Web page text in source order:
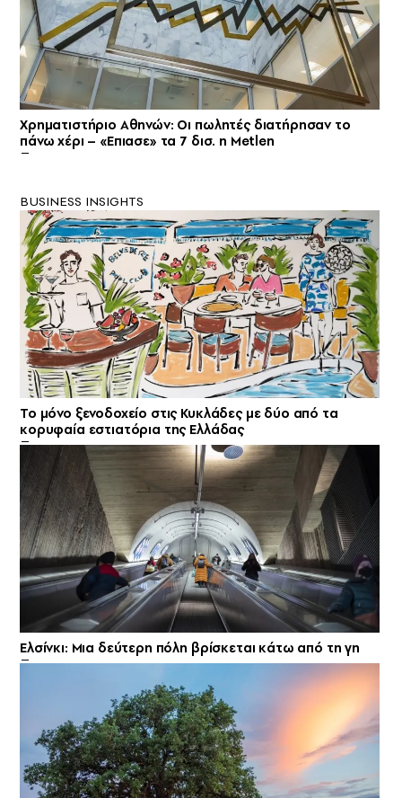
Χρηματιστήριο Αθηνών: Οι πωλητές διατήρησαν το
πάνω χέρι – «Επιασε» τα 7 δισ. η Metlen
BUSINESS INSIGHTS
Το μόνο ξενοδοχείο στις Κυκλάδες με δύο από τα
κορυφαία εστιατόρια της Ελλάδας
Ελσίνκι: Mια δεύτερη πόλη βρίσκεται κάτω από τη γη